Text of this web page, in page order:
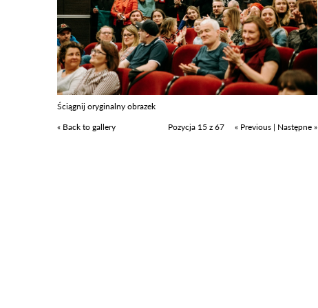
Ściągnij oryginalny obrazek
« Back to gallery
Pozycja 15 z 67 « Previous | Następne »